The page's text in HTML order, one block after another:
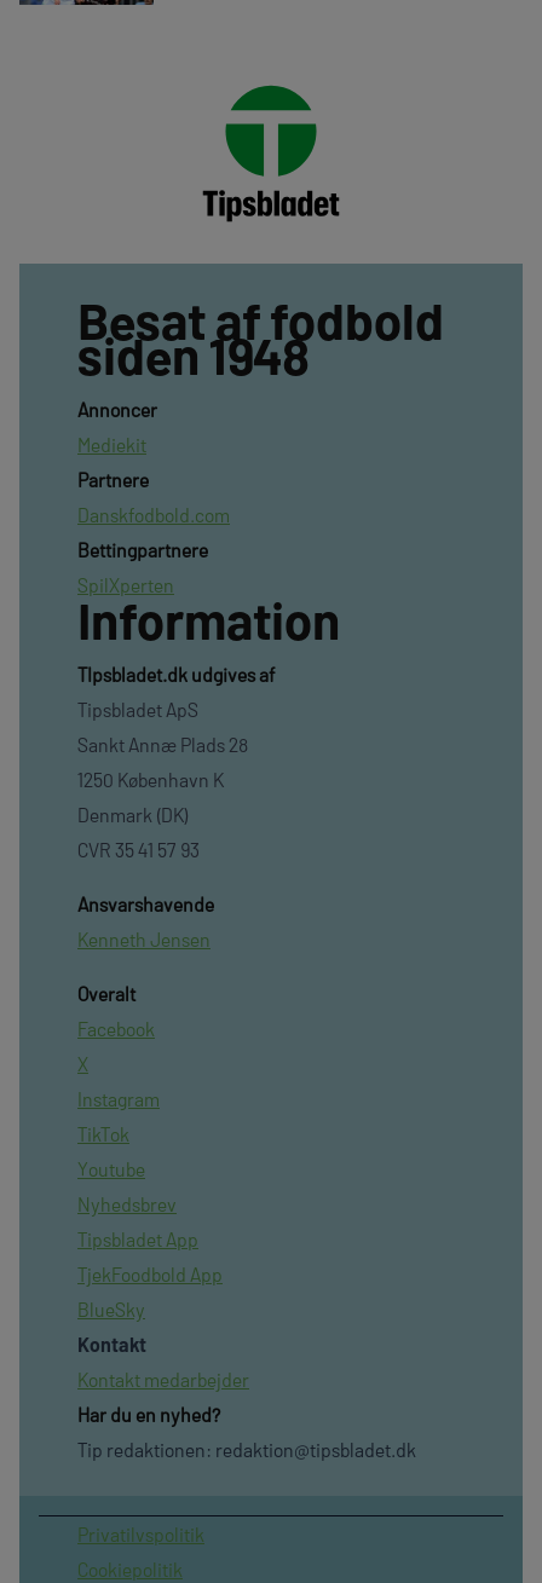
Besat af fodbold
siden 1948
Annoncer
Mediekit
Partnere
Danskfodbold.com
Bettingpartnere
SpilXperten
Information
TIpsbladet.dk udgives af
Tipsbladet ApS
Sankt Annæ Plads 28
1250 København K
Denmark (DK)
CVR 35 41 57 93
Ansvarshavende
Kenneth Jensen
Overalt
Facebook
X
Instagram
TikTok
Youtube
Nyhedsbrev
Tipsbladet App
TjekFoodbold App
BlueSky
Kontakt
Kontakt medarbejder
Har du en nyhed?
Tip redaktionen: redaktion@tipsbladet.dk
Privatilvspolitik
Cookiepolitik